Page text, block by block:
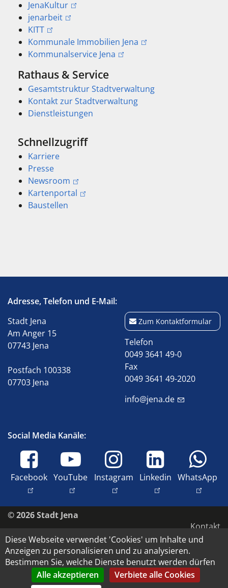
JenaKultur
jenarbeit
KITT
Kommunale Immobilien Jena
Kommunalservice Jena
Rathaus & Service
Gesamtstruktur Stadtverwaltung
Kontakt zur Stadtverwaltung
Dienstleistungen
Schnellzugriff
Karriere
Presse
Newsroom
Kartenportal
Baustellen
Adresse, Telefon und E-Mail:
Stadt Jena
Am Anger 15
07743 Jena
Postfach 100338
07703 Jena
Zum Kontaktformular
Telefon
0049 3641 49-0
Fax
0049 3641 49-2020
info@jena.de
Social Media Kanäle:
Facebook YouTube Instagram Linkedin WhatsApp
© 2026 Stadt Jena
Kontakt
Impressum
Barrierefreiheit
Datenschutz
Copyright und Bildrechte
Diese Webseite verwendet 'Cookies' um Inhalte und
Anzeigen zu personalisieren und zu analysieren.
Bestimmen Sie, welche Dienste benutzt werden dürfen
Alle akzeptieren
Verbiete alle Cookies